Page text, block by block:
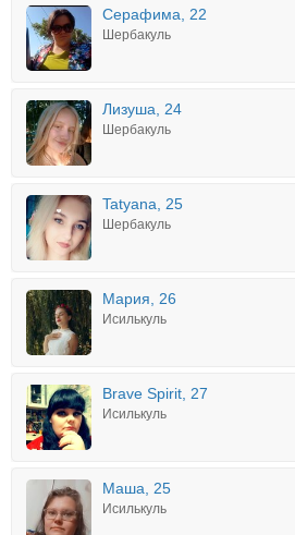
Серафима, 22
Шербакуль
Лизуша, 24
Шербакуль
Tatyana, 25
Шербакуль
Мария, 26
Исилькуль
Brave Spirit, 27
Исилькуль
Маша, 25
Исилькуль